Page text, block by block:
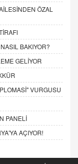
ÖZAL
BAKIYOR?
GELİYOR
VURGUSU
PANELİ
AÇIYOR!